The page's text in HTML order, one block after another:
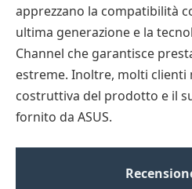
apprezzano la compatibilità
ultima generazione e la
Channel che garantisce
estreme. Inoltre, molti clienti
costruttiva del prodotto e il
fornito da ASUS.